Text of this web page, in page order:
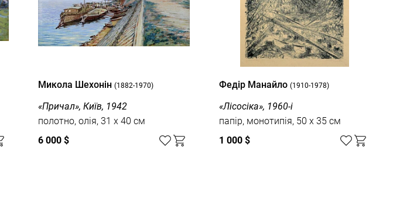
Микола Шехонін (1882-1970)
«Причал», Київ, 1942
полотно, олія, 31 x 40 см
6 000 $
Федір Манайло (1910-1978)
«Лісосіка», 1960-і
папір, монотипія, 50 x 35 см
1 000 $